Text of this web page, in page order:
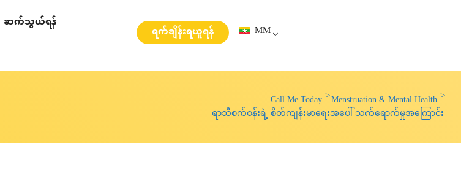
ဆက်သွယ်ရန်
ရက်ချိန်းရယူရန် MM
Call Me Today Menstruation & Mental Health
ရာသီစက်ဝန်းရဲ့ စိတ်ကျန်းမာရေးအပေါ် သက်ရောက်မှုအကြောင်း